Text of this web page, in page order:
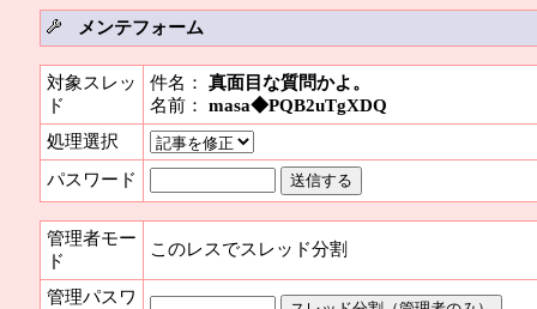
メンテフォーム
対象スレッ
ド
件名： 真面目な質問かよ。
名前： masa◆PQB2uTgXDQ
処理選択
パスワード
管理者モー
ド
このレスでスレッド分割
管理パスワ